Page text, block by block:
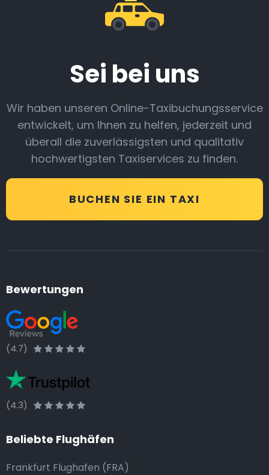
Sei bei uns
Wir haben unseren Online-Taxibuchungsservice
entwickelt, um Ihnen zu helfen, jederzeit und
überall die zuverlässigsten und qualitativ
hochwertigsten Taxiservices zu finden.
BUCHEN SIE EIN TAXI
Bewertungen
(4.7)
(4.3)
Beliebte Flughäfen
Frankfurt Flughafen (FRA)